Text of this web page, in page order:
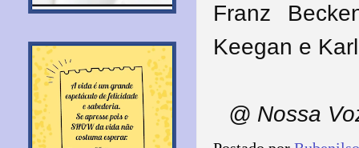
Franz
Keegan e
@ Nossa